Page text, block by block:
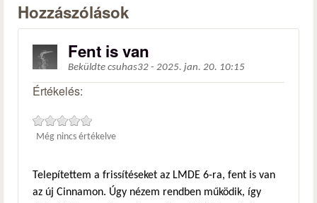
Hozzászólások
Fent is van
Beküldte csuhas32 - 2025. jan. 20. 10:15
Értékelés:
Még nincs értékelve
Telepítettem a frissítéseket az LMDE 6-ra, fent is van
az új Cinnamon. Úgy nézem rendben működik, így